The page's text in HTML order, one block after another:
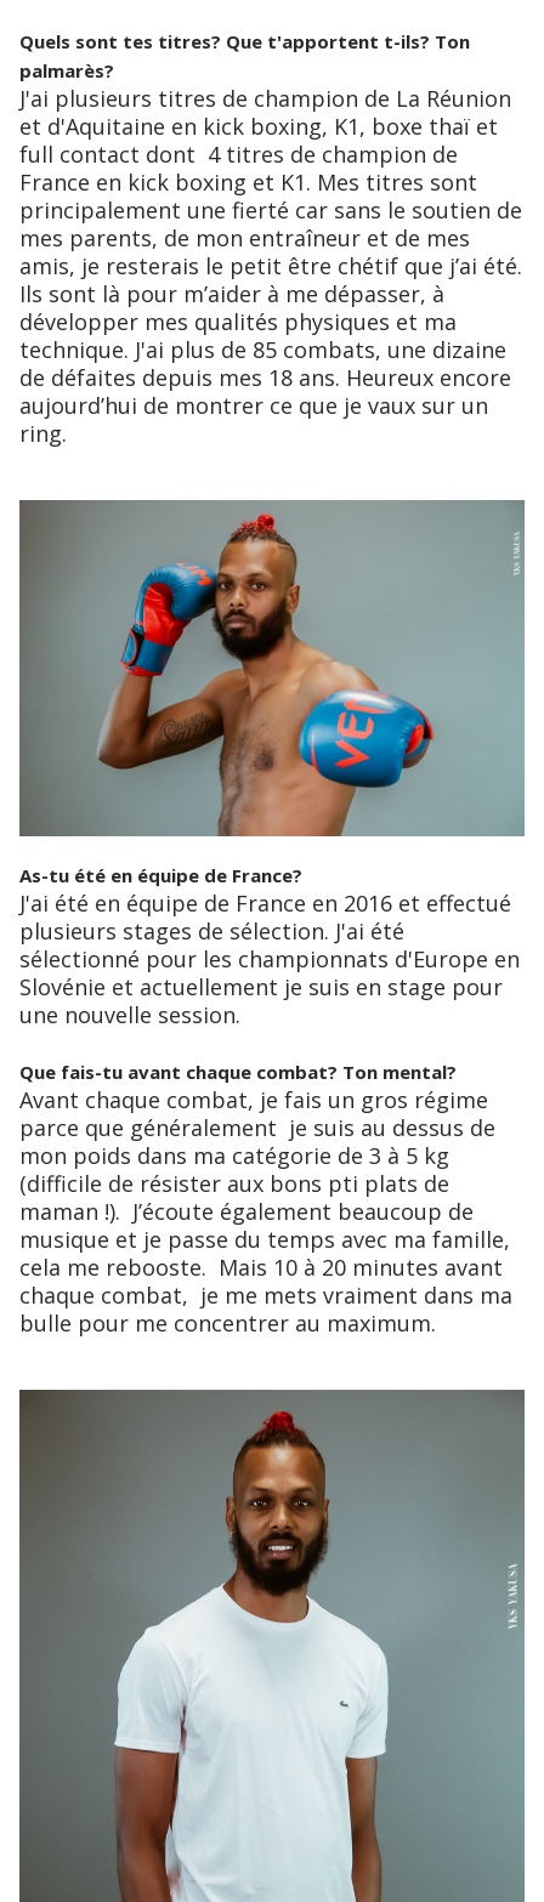
Quels sont tes titres? Que t'apportent t-ils? Ton
palmarès?
J'ai plusieurs titres de champion de La Réunion
et d'Aquitaine en kick boxing, K1, boxe thaï et
full contact dont 4 titres de champion de
France en kick boxing et K1. Mes titres sont
principalement une fierté car sans le soutien de
mes parents, de mon entraîneur et de mes
amis, je resterais le petit être chétif que j’ai été.
Ils sont là pour m’aider à me dépasser, à
développer mes qualités physiques et ma
technique. J'ai plus de 85 combats, une dizaine
de défaites depuis mes 18 ans. Heureux encore
aujourd’hui de montrer ce que je vaux sur un
ring.
As-tu été en équipe de France?
J'ai été en équipe de France en 2016 et effectué
plusieurs stages de sélection. J'ai été
sélectionné pour les championnats d'Europe en
Slovénie et actuellement je suis en stage pour
une nouvelle session.
Que fais-tu avant chaque combat? Ton mental?
Avant chaque combat, je fais un gros régime
parce que généralement je suis au dessus de
mon poids dans ma catégorie de 3 à 5 kg
(difficile de résister aux bons pti plats de
maman !). J’écoute également beaucoup de
musique et je passe du temps avec ma famille,
cela me rebooste. Mais 10 à 20 minutes avant
chaque combat, je me mets vraiment dans ma
bulle pour me concentrer au maximum.